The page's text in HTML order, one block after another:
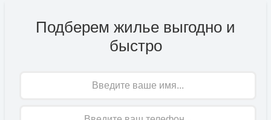
Подберем жилье выгодно и
быстро